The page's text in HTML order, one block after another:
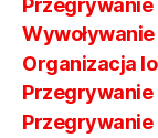
Organizacja
Przegrywanie
Przegrywanie